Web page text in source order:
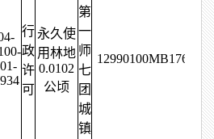
行
政
许
可
永久使
用林地
0.0102
公顷
第
一
师
七
团
城
镇